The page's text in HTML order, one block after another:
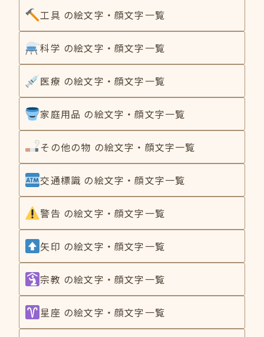
工具 の絵文字・顔文字一覧
科学 の絵文字・顔文字一覧
医療 の絵文字・顔文字一覧
家庭用品 の絵文字・顔文字一覧
その他の物 の絵文字・顔文字一覧
交通標識 の絵文字・顔文字一覧
警告 の絵文字・顔文字一覧
矢印 の絵文字・顔文字一覧
宗教 の絵文字・顔文字一覧
星座 の絵文字・顔文字一覧